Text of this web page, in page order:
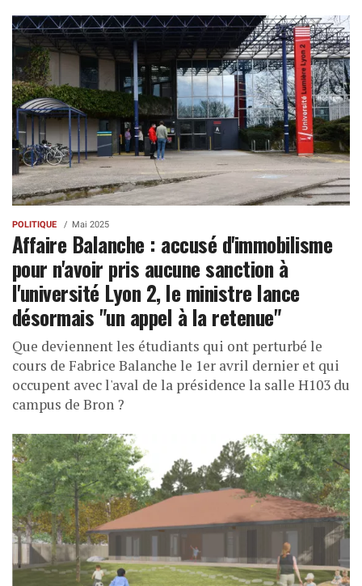
POLITIQUE Mai 2025
Affaire Balanche : accusé d'immobilisme
pour n'avoir pris aucune sanction à
l'université Lyon 2, le ministre lance
désormais "un appel à la retenue"
Que deviennent les étudiants qui ont perturbé le
cours de Fabrice Balanche le 1er avril dernier et qui
occupent avec l'aval de la présidence la salle H103 du
campus de Bron ?